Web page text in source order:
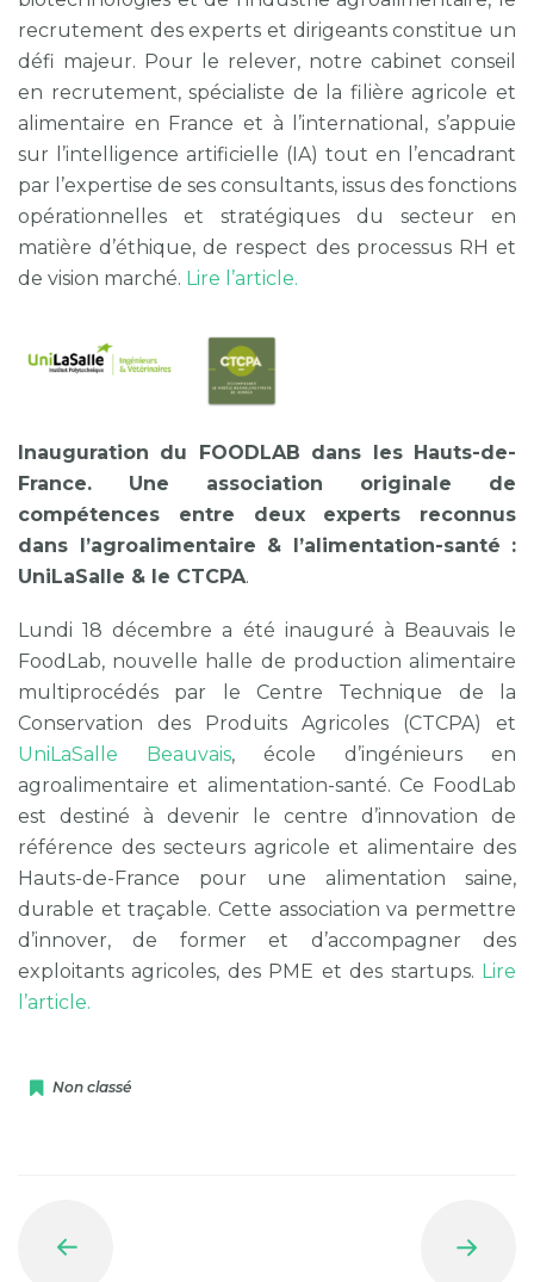
recrutement des experts et dirigeants constitue un
défi majeur. Pour le relever, notre cabinet conseil
en recrutement, spécialiste de la filière agricole et
alimentaire en France et à l’international, s’appuie
sur l’intelligence artificielle (IA) tout en l’encadrant
par l’expertise de ses consultants, issus des fonctions
opérationnelles et stratégiques du secteur en
matière d’éthique, de respect des processus RH et
de vision marché. Lire l’article.
Inauguration du FOODLAB dans les Hauts-de-
France. Une association originale de
compétences entre deux experts reconnus
dans l’agroalimentaire & l’alimentation-santé :
UniLaSalle & le CTCPA.
Lundi 18 décembre a été inauguré à Beauvais le
FoodLab, nouvelle halle de production alimentaire
multiprocédés par le Centre Technique de la
Conservation des Produits Agricoles (CTCPA) et
UniLaSalle Beauvais, école d’ingénieurs en
agroalimentaire et alimentation-santé. Ce FoodLab
est destiné à devenir le centre d’innovation de
référence des secteurs agricole et alimentaire des
Hauts-de-France pour une alimentation saine,
durable et traçable. Cette association va permettre
d’innover, de former et d’accompagner des
exploitants agricoles, des PME et des startups. Lire
l’article.
Non classé